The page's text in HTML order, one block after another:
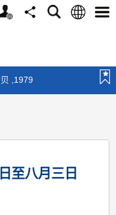
个
分
搜
语
选
,1979
至八月三日